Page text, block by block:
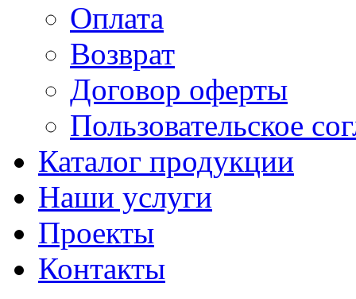
Оплата
Возврат
Договор оферты
Пользовательское
Каталог продукции
Наши услуги
Проекты
Контакты